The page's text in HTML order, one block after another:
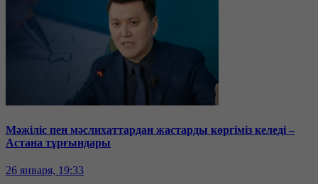
Мәжіліс пен мәслихаттардан жастарды көргіміз келеді –
Астана тұрғындары
26 января, 19:33